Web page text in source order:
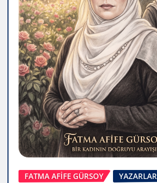
FATMA AFİFE GÜRSOY YAZARLAR